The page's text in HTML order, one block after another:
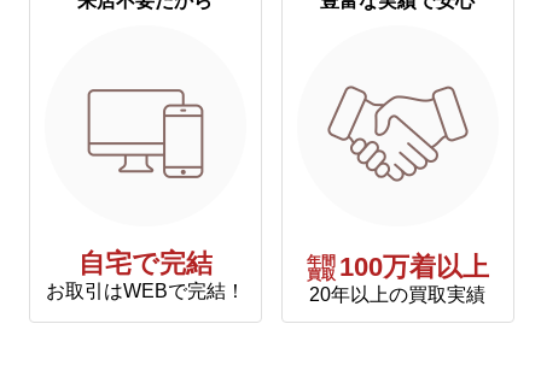
自宅で完結
お取引はWEBで完結！
年間
買取 100万着以上
20年以上の買取実績